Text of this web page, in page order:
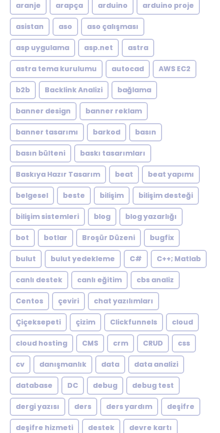
aranje arapça arduino arduino proje
asistan aso aso çalışması
asp uygulama asp.net astra
astra tema kurulumu autocad AWS EC2
b2b Backlink Analizi bağlama
banner design banner reklam
banner tasarımı barkod basın
basın bülteni baskı tasarımları
Baskıya Hazır Tasarım beat beat yapımı
belgesel beste bilişim bilişim desteği
bilişim sistemleri blog blog yazarlığı
bot botlar Broşür Düzeni bugfix
bulut bulut yedekleme C# C++; Matlab
canlı destek canlı eğitim cbs analiz
Centos çeviri chat yazılımları
Çiçeksepeti çizim Clickfunnels cloud
cloud hosting CMS crm CRUD css
cv danışmanlık data data analizi
database DC debug debug test
dergi yazısı ders ders yardım deşifre
deşifre hizmeti destek devre kartı